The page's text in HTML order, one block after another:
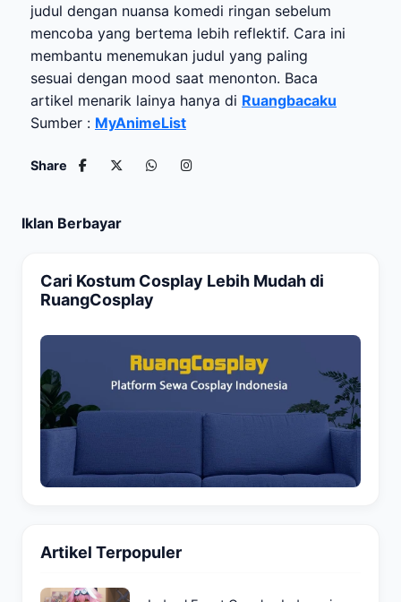
judul dengan nuansa komedi ringan sebelum
mencoba yang bertema lebih reflektif. Cara ini
membantu menemukan judul yang paling
sesuai dengan mood saat menonton. Baca
artikel menarik lainya hanya di Ruangbacaku
Sumber : MyAnimeList
Share
Iklan Berbayar
Cari Kostum Cosplay Lebih Mudah di
RuangCosplay
Artikel Terpopuler